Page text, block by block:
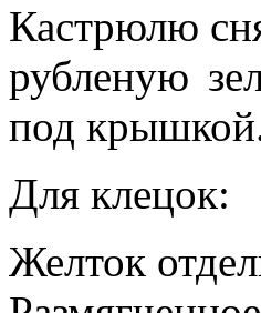
Кастрюлю
рубленую
под
Для клецок:
Желток